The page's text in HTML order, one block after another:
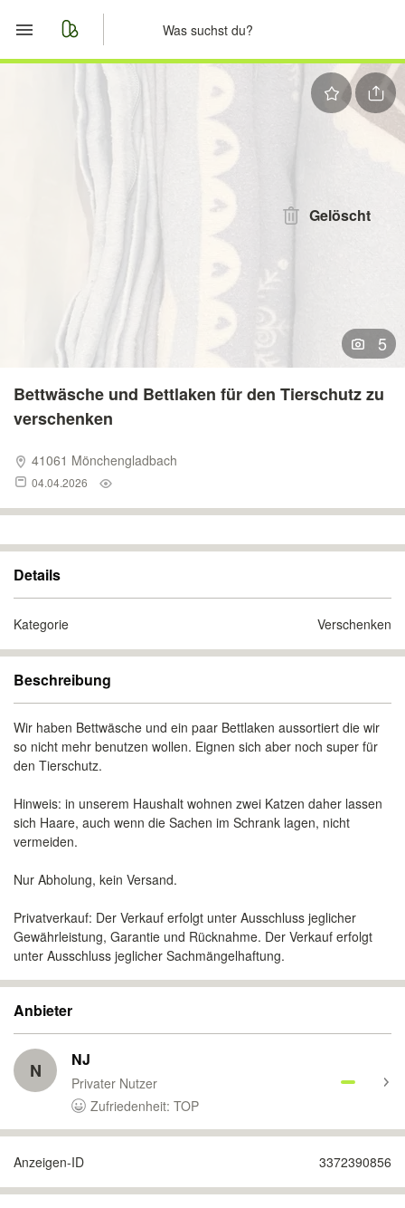
Merkliste
Nachrichten
Anzeige aufgeben
Gelöscht
5
Bettwäsche und Bettlaken für den Tierschutz zu
verschenken
41061 Mönchengladbach
04.04.2026
Details
Kategorie Verschenken
Beschreibung
Wir haben Bettwäsche und ein paar Bettlaken aussortiert die wir
so nicht mehr benutzen wollen. Eignen sich aber noch super für
den Tierschutz.
Hinweis: in unserem Haushalt wohnen zwei Katzen daher lassen
sich Haare, auch wenn die Sachen im Schrank lagen, nicht
vermeiden.
Nur Abholung, kein Versand.
Privatverkauf: Der Verkauf erfolgt unter Ausschluss jeglicher
Gewährleistung, Garantie und Rücknahme. Der Verkauf erfolgt
unter Ausschluss jeglicher Sachmängelhaftung.
Anbieter
N NJ
Privater Nutzer
Zufriedenheit: TOP
Anzeigen-ID 3372390856